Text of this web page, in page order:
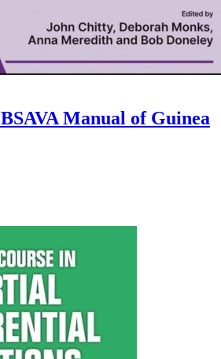
BSAVA Manual of Guinea